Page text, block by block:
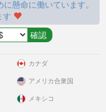
懸命に働いています。
す
カナダ
アメリカ合衆国
メキシコ